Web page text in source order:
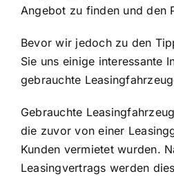
Angebot zu finden und den
Bevor wir jedoch zu den
Sie uns einige interessante
gebrauchte
Gebrauchte
die zuvor von einer
Kunden vermietet wurden.
Leasingvertrags werden